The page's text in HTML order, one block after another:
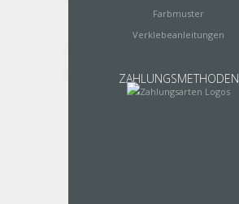
Farbmuster
Verklebeanleitungen
ZAHLUNGSMETHODEN